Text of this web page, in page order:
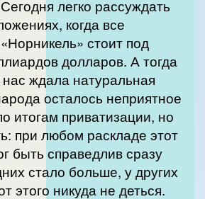
легко рассуждать
когда все
стоит под
долларов. А тогда
ждала натуральная
осталось неприятное
итогам приватизации, но
при любом раскладе этот
быть справедлив сразу
стало больше, у других
этого никуда не деться.